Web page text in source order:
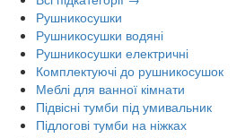
Рушникосушки
Рушникосушки водяні
Рушникосушки електричні
Комплектуючі до рушникосушок
Меблі для ванної кімнати
Підвісні тумби під умивальник
Підлогові тумби на ніжках